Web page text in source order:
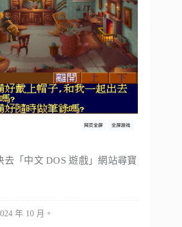
去「中文 DOS 遊戲」網站尋寶
年 10 月。